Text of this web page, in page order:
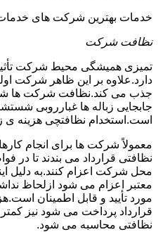
خدمات بهترین شرکت های خدمات
نظافت شرکت
تمیزی همیشگی محیط شرکت
دارد.علاوه بر این ظاهر شرکت
جذب می کند.نظافت شرکت ها
جابجایی زباله ها غبارروبی
است.استخدام نظافتچی هزینه ی
معمولاً شرکت ها برای انجام
نظافتی قرارداد می بندند تا
محل شرکت اعزام کنند.به دلیل
معتبر اعزام می شود ازلحاظ
مورد تأیید و قابل اطمینان
قرارداد پرداخت می شود نیز
نظافتی محاسبه می شود.